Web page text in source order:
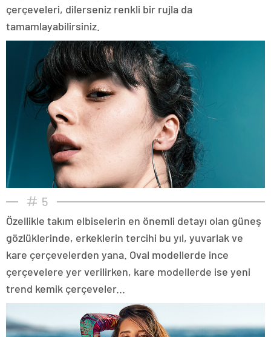
çerçeveleri, dilerseniz renkli bir rujla da
tamamlayabilirsiniz.
5
Özellikle takım elbiselerin en önemli detayı olan güneş
gözlüklerinde, erkeklerin tercihi bu yıl, yuvarlak ve
kare çerçevelerden yana. Oval modellerde ince
çerçevelere yer verilirken, kare modellerde ise yeni
trend kemik çerçeveler...